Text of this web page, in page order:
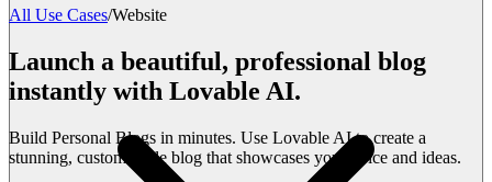
All Use Cases/Website
Launch a beautiful, professional blog
instantly with Lovable AI.
Build Personal Blogs in minutes. Use Lovable AI to create a
stunning, customizable blog that showcases your voice and ideas.